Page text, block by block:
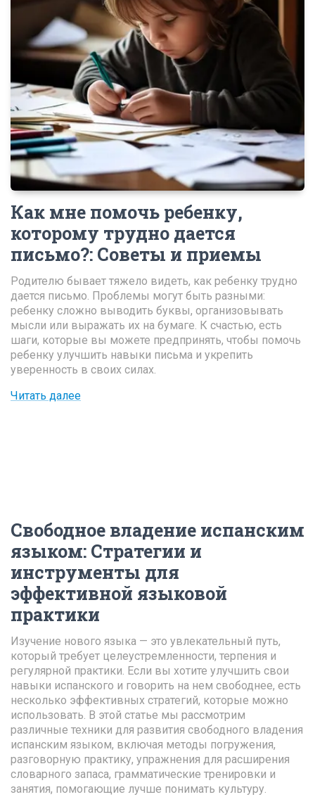
Как мне помочь ребенку,
которому трудно дается
письмо?: Советы и приемы
Родителю бывает тяжело видеть, как ребенку трудно
дается письмо. Проблемы могут быть разными:
ребенку сложно выводить буквы, организовывать
мысли или выражать их на бумаге. К счастью, есть
шаги, которые вы можете предпринять, чтобы помочь
ребенку улучшить навыки письма и укрепить
уверенность в своих силах.
Читать далее
Свободное владение испанским
языком: Стратегии и
инструменты для
эффективной языковой
практики
Изучение нового языка — это увлекательный путь,
который требует целеустремленности, терпения и
регулярной практики. Если вы хотите улучшить свои
навыки испанского и говорить на нем свободнее, есть
несколько эффективных стратегий, которые можно
использовать. В этой статье мы рассмотрим
различные техники для развития свободного владения
испанским языком, включая методы погружения,
разговорную практику, упражнения для расширения
словарного запаса, грамматические тренировки и
занятия, помогающие лучше понимать культуру.